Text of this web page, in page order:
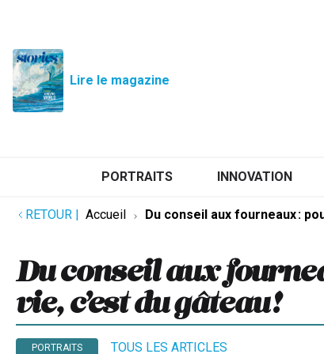
Lire le magazine
PORTRAITS INNOVATION
RETOUR | Accueil Du conseil aux fourneaux :
Du conseil aux
vie, c’est du gâteau !
PORTRAITS TOUS LES ARTICLES